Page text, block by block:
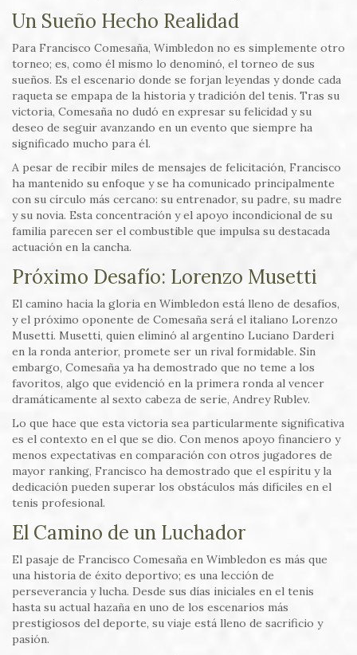
Un Sueño Hecho Realidad
Para Francisco Comesaña, Wimbledon no es simplemente otro
torneo; es, como él mismo lo denominó, el torneo de sus
sueños. Es el escenario donde se forjan leyendas y donde cada
raqueta se empapa de la historia y tradición del tenis. Tras su
victoria, Comesaña no dudó en expresar su felicidad y su
deseo de seguir avanzando en un evento que siempre ha
significado mucho para él.
A pesar de recibir miles de mensajes de felicitación, Francisco
ha mantenido su enfoque y se ha comunicado principalmente
con su círculo más cercano: su entrenador, su padre, su madre
y su novia. Esta concentración y el apoyo incondicional de su
familia parecen ser el combustible que impulsa su destacada
actuación en la cancha.
Próximo Desafío: Lorenzo Musetti
El camino hacia la gloria en Wimbledon está lleno de desafíos,
y el próximo oponente de Comesaña será el italiano Lorenzo
Musetti. Musetti, quien eliminó al argentino Luciano Darderi
en la ronda anterior, promete ser un rival formidable. Sin
embargo, Comesaña ya ha demostrado que no teme a los
favoritos, algo que evidenció en la primera ronda al vencer
dramáticamente al sexto cabeza de serie, Andrey Rublev.
Lo que hace que esta victoria sea particularmente significativa
es el contexto en el que se dio. Con menos apoyo financiero y
menos expectativas en comparación con otros jugadores de
mayor ranking, Francisco ha demostrado que el espíritu y la
dedicación pueden superar los obstáculos más difíciles en el
tenis profesional.
El Camino de un Luchador
El pasaje de Francisco Comesaña en Wimbledon es más que
una historia de éxito deportivo; es una lección de
perseverancia y lucha. Desde sus días iniciales en el tenis
hasta su actual hazaña en uno de los escenarios más
prestigiosos del deporte, su viaje está lleno de sacrificio y
pasión.